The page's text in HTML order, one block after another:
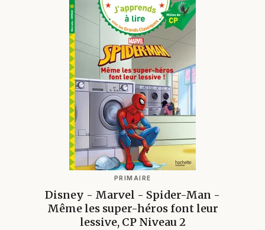
PRIMAIRE
Disney - Marvel - Spider-Man -
Même les super-héros font leur
lessive, CP Niveau 2